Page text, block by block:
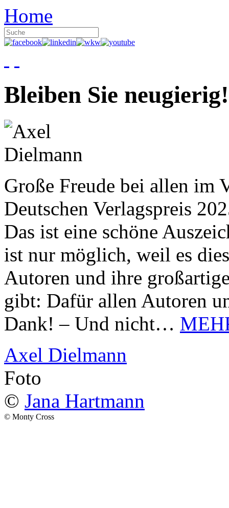
Home
Bleiben Sie neugierig!
Große Freude bei allen im
Deutschen Verlagspreis
Das ist eine schöne
ist nur möglich, weil es
Autoren und ihre
gibt: Dafür allen Autoren
Dank! – Und nicht…
Axel Dielmann
Foto
© Jana Hartmann
© Monty Cross